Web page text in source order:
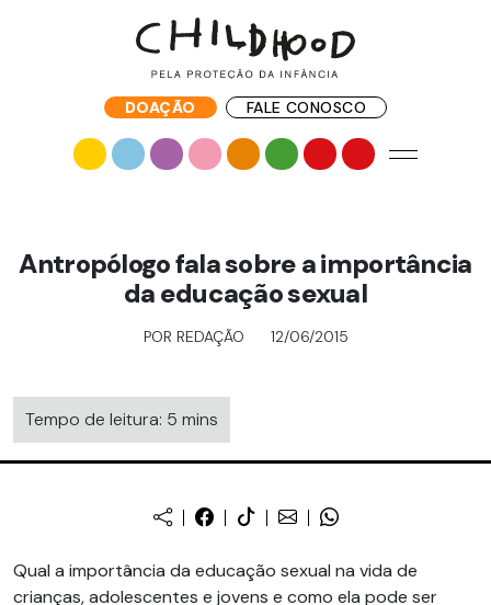
DOAÇÃO FALE CONOSCO
Antropólogo fala sobre a importância
da educação sexual
POR REDAÇÃO 12/06/2015
Tempo de leitura: 5 mins
Qual a importância da educação sexual na vida de
crianças, adolescentes e jovens e como ela pode ser